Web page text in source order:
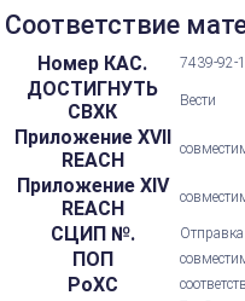
Соответствие
Номер КАС. 7439-92-1
ДОСТИГНУТЬ
СВХК
Вести
Приложение XVII
REACH
Приложение XIV
REACH
СЦИП №. Отправка
ПОП
РоХС